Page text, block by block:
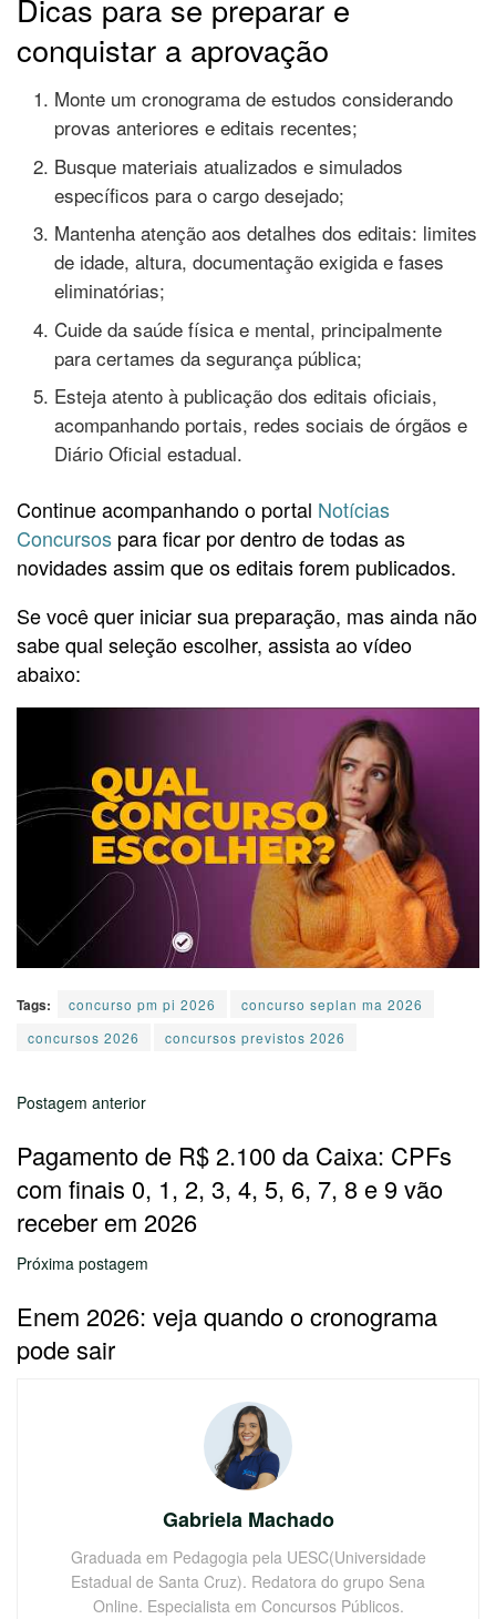
Dicas para se preparar e
conquistar a aprovação
Monte um cronograma de estudos considerando
provas anteriores e editais recentes;
Busque materiais atualizados e simulados
específicos para o cargo desejado;
Mantenha atenção aos detalhes dos editais: limites
de idade, altura, documentação exigida e fases
eliminatórias;
Cuide da saúde física e mental, principalmente
para certames da segurança pública;
Esteja atento à publicação dos editais oficiais,
acompanhando portais, redes sociais de órgãos e
Diário Oficial estadual.
Continue acompanhando o portal Notícias
Concursos para ficar por dentro de todas as
novidades assim que os editais forem publicados.
Se você quer iniciar sua preparação, mas ainda não
sabe qual seleção escolher, assista ao vídeo
abaixo:
Tags: concurso pm pi 2026
concurso seplan ma 2026
concursos 2026
concursos previstos 2026
Postagem anterior
Pagamento de R$ 2.100 da Caixa: CPFs
com finais 0, 1, 2, 3, 4, 5, 6, 7, 8 e 9 vão
receber em 2026
Próxima postagem
Enem 2026: veja quando o cronograma
pode sair
Gabriela Machado
Graduada em Pedagogia pela UESC(Universidade
Estadual de Santa Cruz). Redatora do grupo Sena
Online. Especialista em Concursos Públicos.